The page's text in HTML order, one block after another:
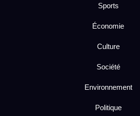
Sports
Économie
Culture
Société
Environnement
Politique